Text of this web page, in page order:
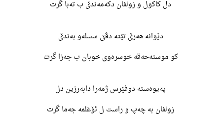
دل کاکول و زولفان دکەمەندێ ب تەبا گرت
دێوانە هەرێ تێتە دڤێ سسلەو بەندێ
کو موستەحەقە خوسرەوی خوبان ب جەزا گرت
پەیوەستە دوفێرس ژمەرا دابەرزین دل
زولفان بە چەپ و راست ل ئۆغلمە جەما گرت